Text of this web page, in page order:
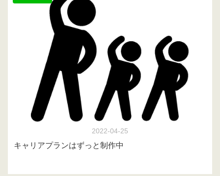
2022-04-25
キャリアプランはずっと制作中